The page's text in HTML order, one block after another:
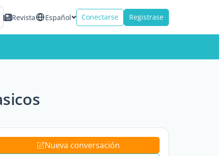
Revista Español Conectarse Registrase
Nueva conversación